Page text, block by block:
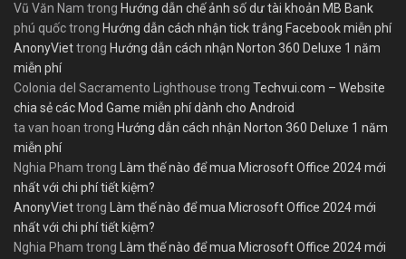
Vũ Văn Nam trong Hướng dẫn chế ảnh số dư tài khoản MB Bank
phú quốctrong Hướng dẫn cách nhận tick trắng Facebook miễn phí
AnonyViettrong Hướng dẫn cách nhận Norton 360 Deluxe 1 năm
miễn phí
Colonia del Sacramento Lighthouse trong Techvui.com – Website
chia sẻ các Mod Game miễn phí dành cho Android
ta van hoan trong Hướng dẫn cách nhận Norton 360 Deluxe 1 năm
miễn phí
Nghia Pham trong Làm thế nào để mua Microsoft Office 2024 mới
nhất với chi phí tiết kiệm?
AnonyViettrong Làm thế nào để mua Microsoft Office 2024 mới
nhất với chi phí tiết kiệm?
Nghia Pham trong Làm thế nào để mua Microsoft Office 2024 mới